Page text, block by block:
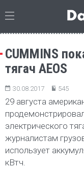
CUMMINS
тягач AEOS
30.08.2017 545
29 августа
электрического
журналистам
использует
кВтч.